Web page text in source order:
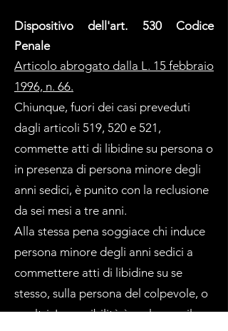
Dispositivo dell'art. 530 Codice
Penale
Articolo abrogato dalla L. 15 febbraio
1996, n. 66.
Chiunque, fuori dei casi preveduti
dagli articoli 519, 520 e 521,
commette atti di libidine su persona o
in presenza di persona minore degli
anni sedici, è punito con la reclusione
da sei mesi a tre anni.
Alla stessa pena soggiace chi induce
persona minore degli anni sedici a
commettere atti di libidine su se
stesso, sulla persona del colpevole, o
su altri. La punibilità è esclusa se il